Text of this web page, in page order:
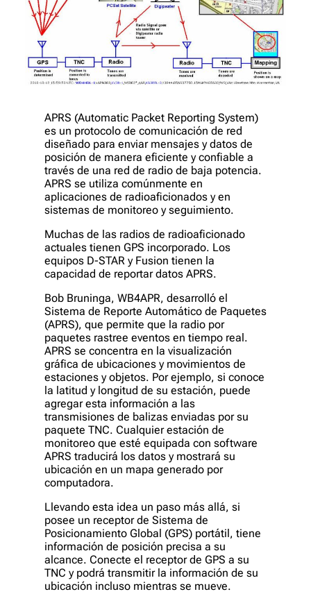
APRS (Automatic Packet Reporting System)
es un protocolo de comunicación de red
diseñado para enviar mensajes y datos de
posición de manera eficiente y confiable a
través de una red de radio de baja potencia.
APRS se utiliza comúnmente en
aplicaciones de radioaficionados y en
sistemas de monitoreo y seguimiento.
Muchas de las radios de radioaficionado
actuales tienen GPS incorporado. Los
equipos D-STAR y Fusion tienen la
capacidad de reportar datos APRS.
Bob Bruninga, WB4APR, desarrolló el
Sistema de Reporte Automático de Paquetes
(APRS), que permite que la radio por
paquetes rastree eventos en tiempo real.
APRS se concentra en la visualización
gráfica de ubicaciones y movimientos de
estaciones y objetos. Por ejemplo, si conoce
la latitud y longitud de su estación, puede
agregar esta información a las
transmisiones de balizas enviadas por su
paquete TNC. Cualquier estación de
monitoreo que esté equipada con software
APRS traducirá los datos y mostrará su
ubicación en un mapa generado por
computadora.
Llevando esta idea un paso más allá, si
posee un receptor de Sistema de
Posicionamiento Global (GPS) portátil, tiene
información de posición precisa a su
alcance. Conecte el receptor de GPS a su
TNC y podrá transmitir la información de su
ubicación incluso mientras se mueve.